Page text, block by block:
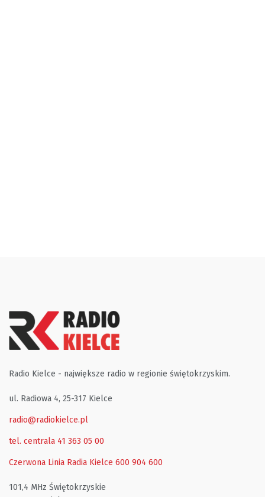
Radio Kielce - największe radio w regionie świętokrzyskim.
ul. Radiowa 4, 25-317 Kielce
radio@radiokielce.pl
tel. centrala 41 363 05 00
Czerwona Linia Radia Kielce 600 904 600
101,4 MHz Świętokrzyskie